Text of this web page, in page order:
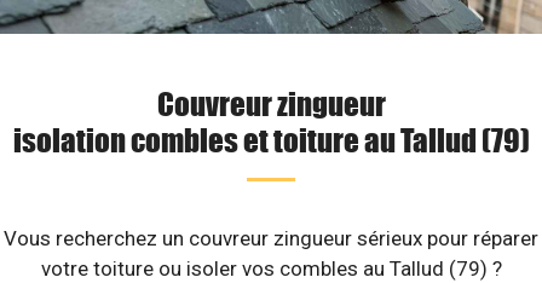
Couvreur zingueur
isolation combles et toiture au Tallud (79)
Vous recherchez un couvreur zingueur sérieux pour réparer
votre toiture ou isoler vos combles au Tallud (79) ?